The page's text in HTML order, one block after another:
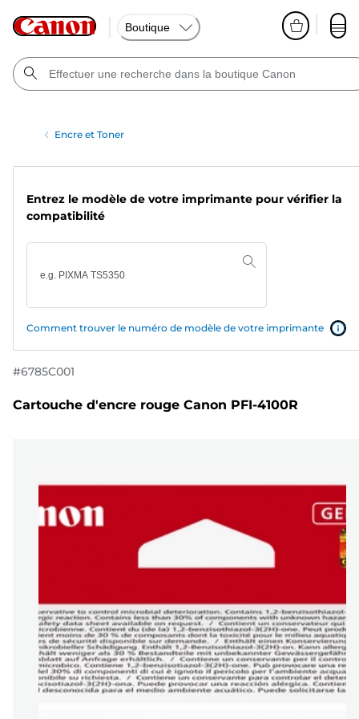
Boutique
Encre et Toner
Entrez le modèle de votre imprimante pour vérifier la
compatibilité
Comment trouver le numéro de modèle de votre imprimante
#6785C001
Cartouche d'encre rouge Canon PFI-4100R